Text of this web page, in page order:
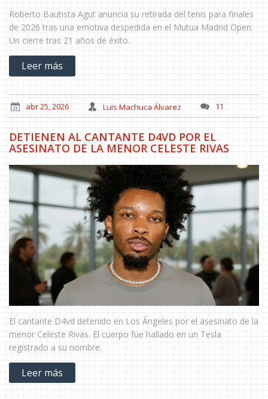
Roberto Bautista Agut anuncia su retirada del tenis para finales
de 2026 tras una emotiva despedida en el Mutua Madrid Open.
Un cierre tras 21 años de éxito.
Leer más
abr 25, 2026 Luis Machuca Álvarez 11
DETIENEN AL CANTANTE D4VD POR EL
ASESINATO DE LA MENOR CELESTE RIVAS
El cantante D4vd detenido en Los Ángeles por el asesinato de la
menor Celeste Rivas. El cuerpo fue hallado en un Tesla
registrado a su nombre.
Leer más